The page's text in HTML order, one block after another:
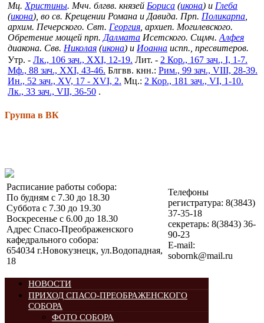
Мц. Христины. Мчч. блгвв. князей Бориса (икона) и Глеба
(икона), во св. Крещении Романа и Давида. Прп. Поликарпа
архим. Печерского. Свт. Георгия , архиеп. Могилевского.
Обретение мощей прп. Далмата Исетского. Сщмч. Алфея
диакона. Свв. Николая (икона) и Иоанна испп., пресвитеров.
Утр. - Лк., 106 зач., XXI, 12-19. Лит. - 2 Кор., 167 зач., I, 1-7.
Мф., 88 зач., XXI, 43-46. Блгвв. кнн.: Рим., 99 зач., VIII, 28-39.
Ин., 52 зач., XV, 17 - XVI, 2. Мц.: 2 Кор., 181 зач., VI, 1-10.
Лк., 33 зач., VII, 36-50 .
Группа в ВК
Расписание работы собора:
По будням с 7.30 до 18.30
Суббота с 7.30 до 19.30
Воскресенье с 6.00 до 18.30
Адрес Спасо-Преображенского
кафедрального собора:
654034 г.Новокузнецк, ул.Водопадная,
18
Телефоны
регистратура: 8(3843)
37-35-18
секретарь: 8(3843) 36-
90-23
E-mail:
sobornk@mail.ru
НОВОСТИ
ПРИХОД СПАСО-ПРЕОБРАЖЕНСКОГО
СОБОРА
ФОТО СОБОРА